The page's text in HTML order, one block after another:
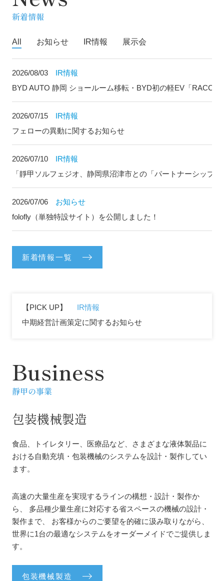
新着情報
All お知らせ IR情報 展示会
2026/08/03
IR情報
BYD AUTO 静岡 ショールーム移転・BYD初の軽EV「RACCO
2026/07/15
IR情報
フェローの異動に関するお知らせ
2026/07/10
IR情報
「靜甲ソルフェジオ、静岡県沼津市との「パートナーシップ
2026/07/06
お知らせ
folofly（単独特設サイト）を公開しました！
新着情報一覧
【PICK UP】
IR情報
中期経営計画策定に関するお知らせ
Business
靜甲の事業
包装機械製造
食品、トイレタリー、医療品など、さまざまな液体製品に
おける自動充填・包装機械のシステムを設計・製作してい
ます。
高速の大量生産を実現するラインの構想・設計・製作か
ら、
多品種少量生産に対応する省スペースの機械の設計・
製作まで、
お客様からのご要望を的確に汲み取りながら、
世界に1台の最適なシステムをオーダーメイドでご提供しま
す。
包装機械製造